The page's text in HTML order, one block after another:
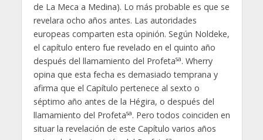
de La Meca a Medina). Lo más probable es que se
revelara ocho años antes. Las autoridades
europeas comparten esta opinión. Según Noldeke,
el capítulo entero fue revelado en el quinto año
después del llamamiento del Profetasa. Wherry
opina que esta fecha es demasiado temprana y
afirma que el Capítulo pertenece al sexto o
séptimo año antes de la Hégira, o después del
llamamiento del Profetasa. Pero todos coinciden en
situar la revelación de este Capítulo varios años